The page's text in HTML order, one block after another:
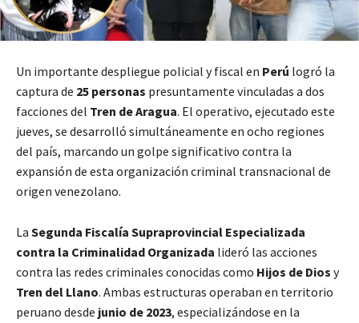
Un importante despliegue policial y fiscal en Perú logró la
captura de 25 personas presuntamente vinculadas a dos
facciones del Tren de Aragua. El operativo, ejecutado este
jueves, se desarrolló simultáneamente en ocho regiones
del país, marcando un golpe significativo contra la
expansión de esta organización criminal transnacional de
origen venezolano.
La Segunda Fiscalía Supraprovincial Especializada
contra la Criminalidad Organizada lideró las acciones
contra las redes criminales conocidas como Hijos de Dios y
Tren del Llano. Ambas estructuras operaban en territorio
peruano desde junio de 2023, especializándose en la